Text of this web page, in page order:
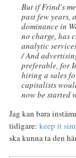
But if Frind's
past few years,
dominance in
no charge, has
analytic
/ And
preferable, for
hiring a sales
capitalists
now be started
Jag kan bara
tidigare: keep it
ska kunna ta den